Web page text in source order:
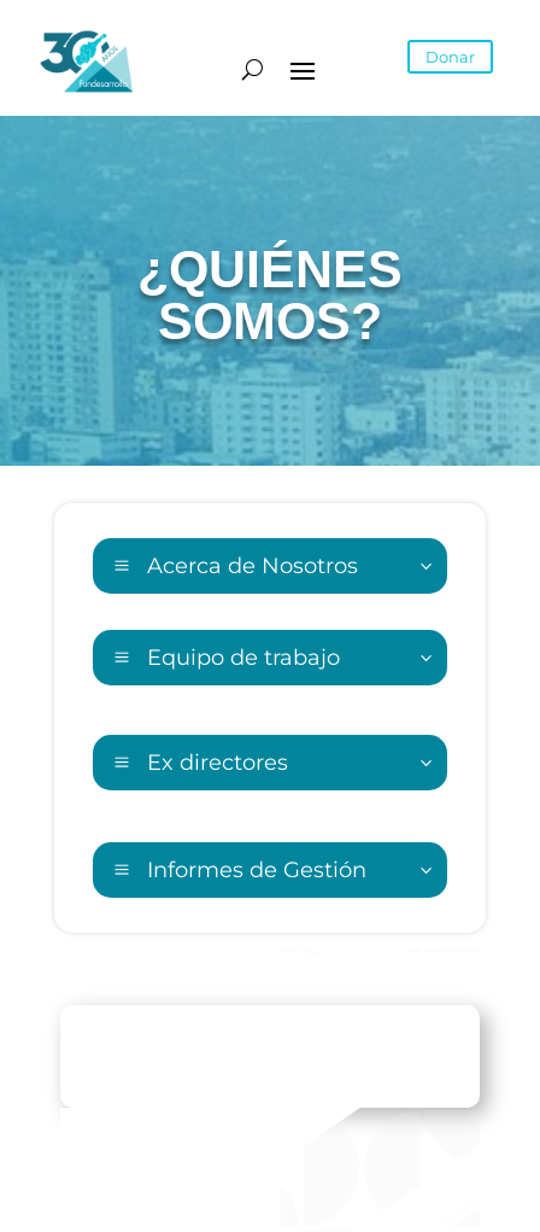
Donar
¿QUIÉNES
SOMOS?
Acerca de Nosotros
Equipo de trabajo
Ex directores
Informes de Gestión